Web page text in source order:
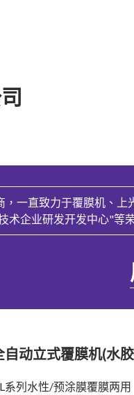
一直致力于覆膜机、
术企业研发开发中心"等
自动立式覆膜机(水
系列水性/预涂膜覆膜两用